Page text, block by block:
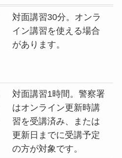
対面講習30分。オンラ
イン講習を使える場合
があります。
対面講習1時間。警察署
はオンライン更新時講
習を受講済み、または
更新日までに受講予定
の方が対象です。